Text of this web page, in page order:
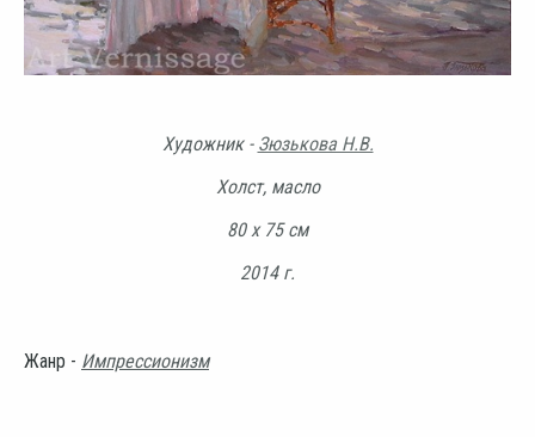
Художник - Зюзькова Н.В.
Холст, масло
80 х 75 см
2014 г.
Жанр - Импрессионизм